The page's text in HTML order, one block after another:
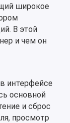
широкое
В этой
и чем он
интерфейсе
основной
и сброс
просмотр